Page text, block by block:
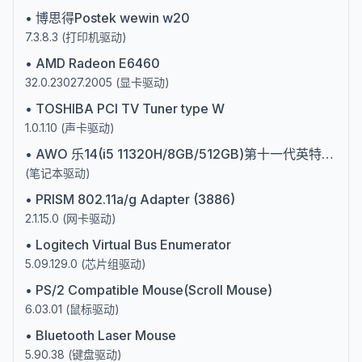
• 博思得Postek wewin w20
7.3.8.3 (打印机驱动)
• AMD Radeon E6460
32.0.23027.2005 (显卡驱动)
• TOSHIBA PCI TV Tuner type W
1.0.1.10 (声卡驱动)
• AWO 乐14(i5 11320H/8GB/512GB)第十一代英特尔酷睿i5
(笔记本驱动)
• PRISM 802.11a/g Adapter (3886)
2.1.15.0 (网卡驱动)
• Logitech Virtual Bus Enumerator
5.09.129.0 (芯片组驱动)
• PS/2 Compatible Mouse(Scroll Mouse)
6.03.01 (鼠标驱动)
• Bluetooth Laser Mouse
5.90.38 (键盘驱动)